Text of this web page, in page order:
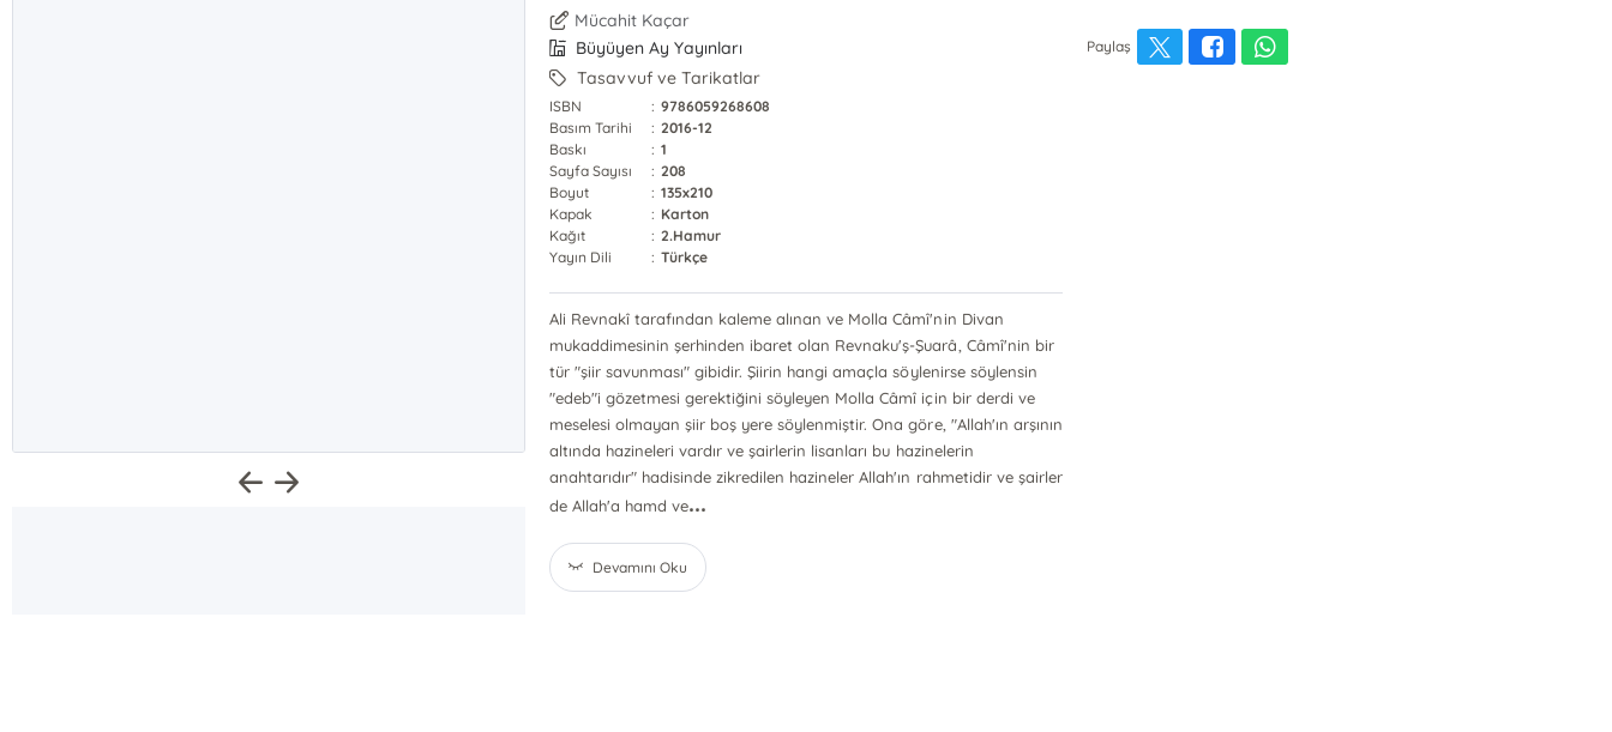
Mücahit Kaçar
Büyüyen Ay Yayınları
Tasavvuf ve Tarikatlar
ISBN : 9786059268608
Basım Tarihi
: 2016-12
Baskı
: 1
Sayfa Sayısı
: 208
Boyut
: 135x210
Kapak
: Karton
Kağıt
: 2.Hamur
Yayın Dili
: Türkçe
Ali Revnakî tarafından kaleme alınan ve Molla Câmî'nin Divan
mukaddimesinin şerhinden ibaret olan Revnaku'ş-Şuarâ, Câmî'nin bir
tür "şiir savunması" gibidir. Şiirin hangi amaçla söylenirse söylensin
"edeb"i gözetmesi gerektiğini söyleyen Molla Câmî için bir derdi ve
meselesi olmayan şiir boş yere söylenmiştir. Ona göre, "Allah'ın arşının
altında hazineleri vardır ve şairlerin lisanları bu hazinelerin
anahtarıdır" hadisinde zikredilen hazineler Allah'ın rahmetidir ve şairler
de Allah'a hamd ve...
Devamını Oku
Paylaş